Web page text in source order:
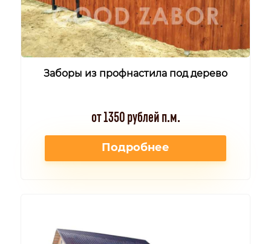
Заборы из профнастила под дерево
от 1350 рублей п.м.
Подробнее